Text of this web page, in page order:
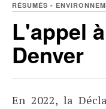
RÉSUMÉS -
L'appel
Denver
En 2022, la